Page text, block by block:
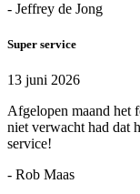
- Jeffrey de Jong
Super service
13 juni 2026
Afgelopen maand het
niet verwacht had dat
service!
- Rob Maas